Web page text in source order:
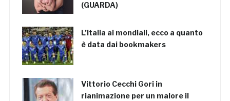
(GUARDA)
L’Italia ai mondiali, ecco a quanto
è data dai bookmakers
Vittorio Cecchi Gori in
rianimazione per un malore il